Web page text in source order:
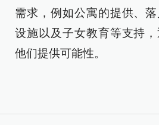
需求，例如公寓的提供、
设施以及子女教育等支持
他们提供可能性。